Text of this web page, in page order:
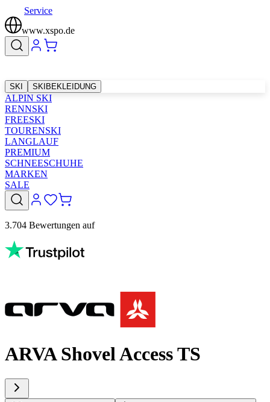
Service
www.xspo.de
SKI SKIBEKLEIDUNG
ALPIN SKI
RENNSKI
FREESKI
TOURENSKI
LANGLAUF
PREMIUM
SCHNEESCHUHE
MARKEN
SALE
3.704 Bewertungen auf
ARVA Shovel Access TS